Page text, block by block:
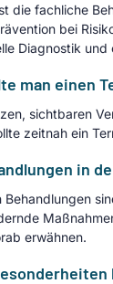
die fachliche
bei
Diagnostik
man einen
sichtbaren
zeitnah ein
in
Behandlungen
erwähnen.